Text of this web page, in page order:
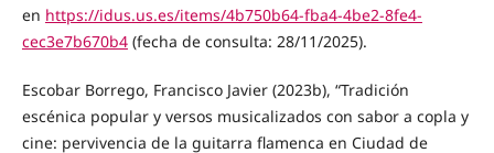
en https://idus.us.es/items/4b750b64-fba4-4be2-8fe4-
cec3e7b670b4(fecha de consulta: 28/11/2025).
Escobar Borrego, Francisco Javier (2023b), “Tradición
escénica popular y versos musicalizados con sabor a copla y
cine: pervivencia de la guitarra flamenca en Ciudad de